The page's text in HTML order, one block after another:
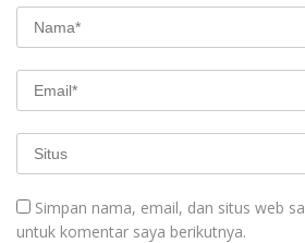
Simpan nama, email, dan situs web
untuk komentar saya berikutnya.